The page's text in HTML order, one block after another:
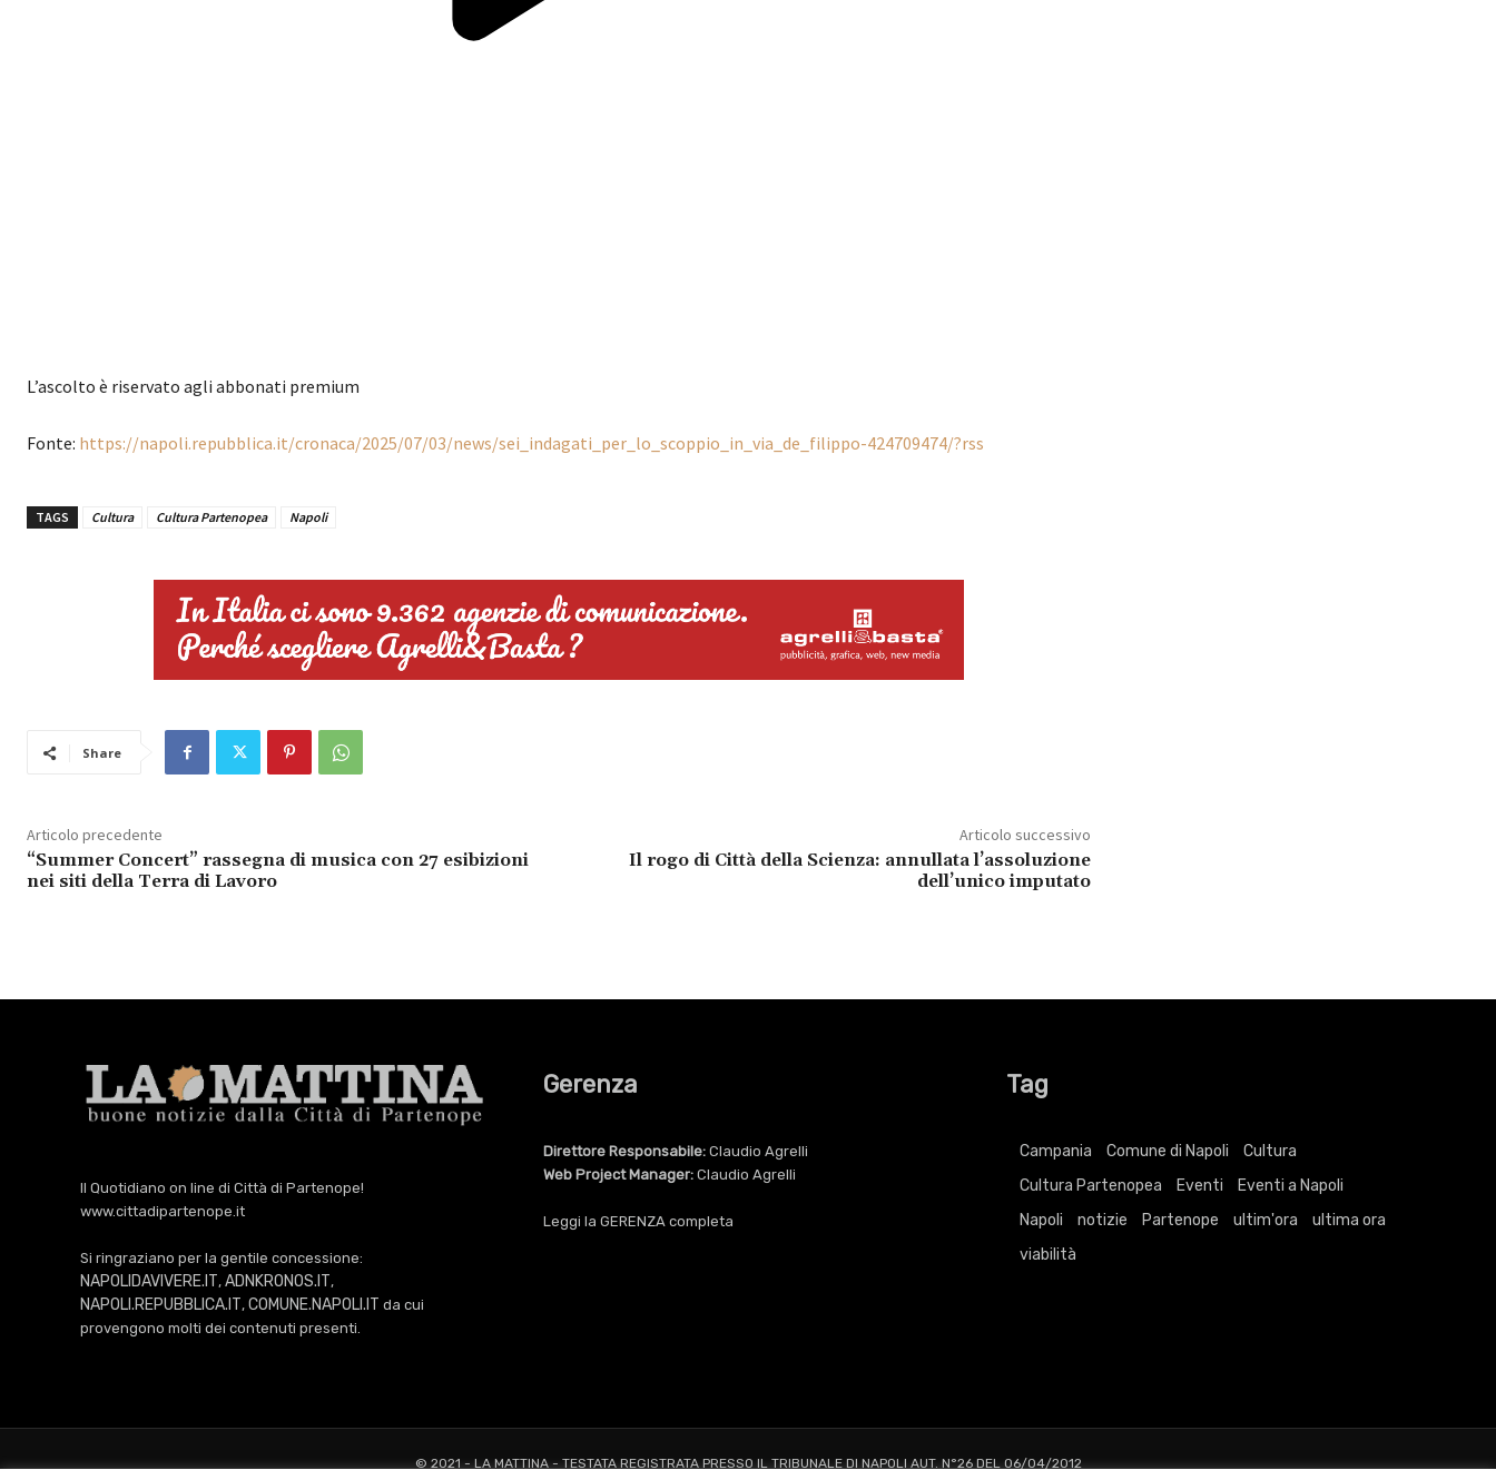
L’ascolto è riservato agli abbonati premium
Fonte: https://napoli.repubblica.it/cronaca/2025/07/03/news/sei_indagati_per_lo_scoppio_in_via_de_filippo-424709474/?rss
TAGS Cultura Cultura Partenopea Napoli
Share
Articolo precedente
“Summer Concert” rassegna di musica con 27 esibizioni
nei siti della Terra di Lavoro
Articolo successivo
Il rogo di Città della Scienza: annullata l’assoluzione
dell’unico imputato
Il Quotidiano on line di Città di Partenope!
www.cittadipartenope.it
Si ringraziano per la gentile concessione:
NAPOLIDAVIVERE.IT, ADNKRONOS.IT,
NAPOLI.REPUBBLICA.IT, COMUNE.NAPOLI.IT da cui
provengono molti dei contenuti presenti.
Gerenza
Direttore Responsabile: Claudio Agrelli
Web Project Manager: Claudio Agrelli
Leggi la GERENZA completa
Tag
Campania Comune di Napoli
Cultura
Cultura Partenopea
Eventi
Eventi a Napoli
Napoli
notizie Partenope ultim'ora
ultima ora
viabilità
© 2021 - LA MATTINA - TESTATA REGISTRATA PRESSO IL TRIBUNALE DI NAPOLI AUT. N°26 DEL 06/04/2012